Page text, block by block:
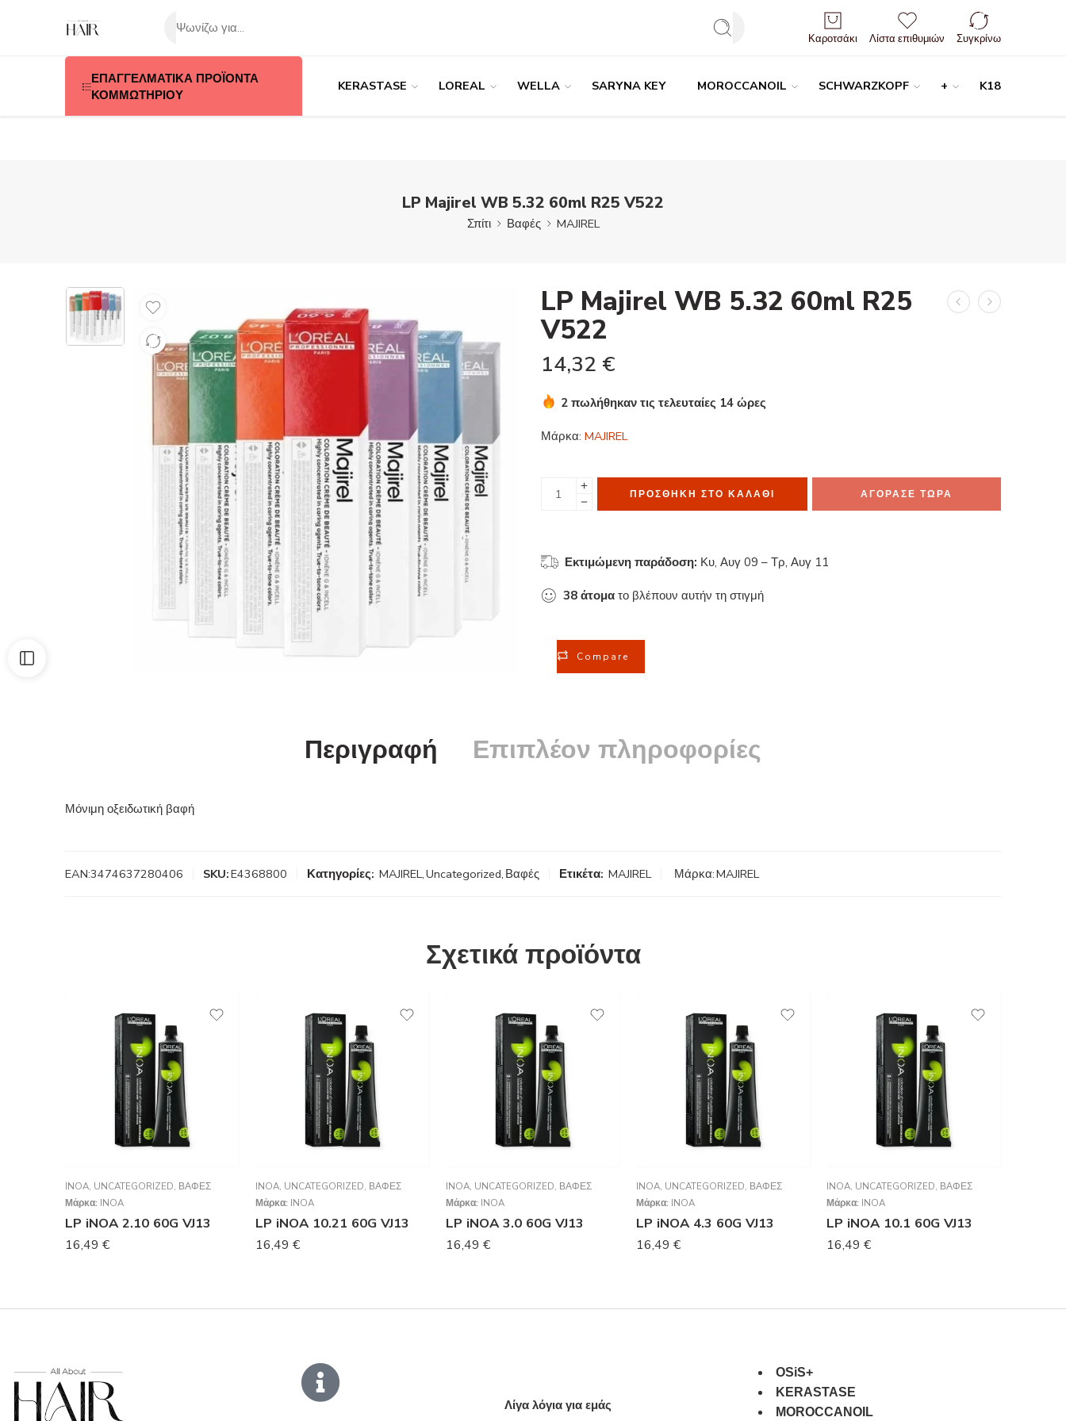
Είσοδος / Εγγραφή
Καροτσάκι Λίστα επιθυμιών Συγκρίνω
ΕΠΑΓΓΕΛΜΑΤΙΚΑ ΠΡΟΪΟΝΤΑ
ΚΟΜΜΩΤΗΡΙΟΥ
KERASTASE LOREAL WELLA SARYNA KEY MOROCCANOIL SCHWARZKOPF + K18
LP Majirel WB 5.32 60ml R25 V522
Σπίτι Βαφές MAJIREL
LP Majirel WB 5.32 60ml R25
V522
14,32 €
2 πωλήθηκαν τις τελευταίες 14 ώρες
Μάρκα: MAJIREL
ΠΡΟΣΘΉΚΗ ΣΤΟ ΚΑΛΆΘΙ ΑΓΟΡΑΣΕ ΤΩΡΑ
Εκτιμώμενη παράδοση: Κυ, Αυγ 09 – Τρ, Αυγ 11
38 άτομα το βλέπουν αυτήν τη στιγμή
Compare
Περιγραφή Επιπλέον πληροφορίες
Μόνιμη οξειδωτική βαφή
EAN:3474637280406 SKU:E4368800 Κατηγορίες: MAJIREL,Uncategorized, Βαφές Ετικέτα: MAJIREL Μάρκα:MAJIREL
Σχετικά προϊόντα
INOA, UNCATEGORIZED, ΒΑΦΈΣ
Μάρκα: INOA
LP iNOA 2.10 60G VJ13
16,49 €
INOA, UNCATEGORIZED, ΒΑΦΈΣ
Μάρκα: INOA
LP iNOA 10.21 60G VJ13
16,49 €
INOA, UNCATEGORIZED, ΒΑΦΈΣ
Μάρκα: INOA
LP iNOA 3.0 60G VJ13
16,49 €
INOA, UNCATEGORIZED, ΒΑΦΈΣ
Μάρκα: INOA
LP iNOA 4.3 60G VJ13
16,49 €
INOA, UNCATEGORIZED, ΒΑΦΈΣ
Μάρκα: INOA
LP iNOA 10.1 60G VJ13
16,49 €
Λίγα λόγια για εμάς
OSiS+
KERASTASE
MOROCCANOIL